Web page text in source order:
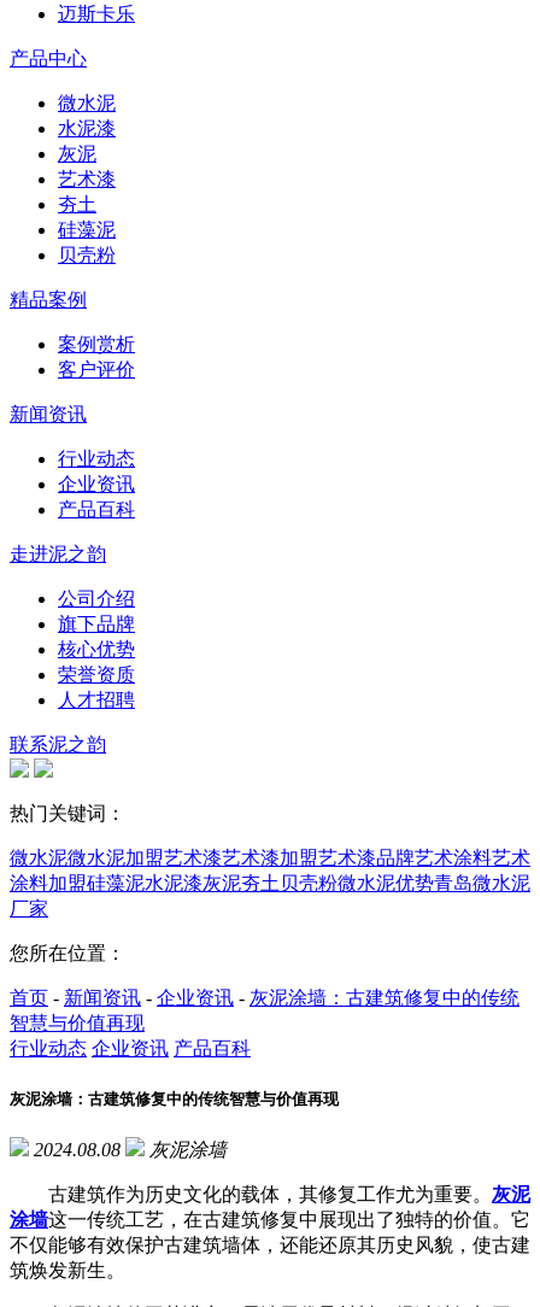
迈斯卡乐
产品中心
微水泥
水泥漆
灰泥
艺术漆
夯土
硅藻泥
贝壳粉
精品案例
案例赏析
客户评价
新闻资讯
行业动态
企业资讯
产品百科
走进泥之韵
公司介绍
旗下品牌
核心优势
荣誉资质
人才招聘
联系泥之韵
热门关键词：
微水泥微水泥加盟艺术漆艺术漆加盟艺术漆品牌艺术涂料艺术
涂料加盟硅藻泥水泥漆灰泥夯土 贝壳粉微水泥优势青岛微水泥
厂家
您所在位置：
首页 - 新闻资讯 - 企业资讯 - 灰泥涂墙：古建筑修复中的传统
智慧与价值再现
行业动态 企业资讯 产品百科
灰泥涂墙：古建筑修复中的传统智慧与价值再现
2024.08.08 灰泥涂墙
古建筑作为历史文化的载体，其修复工作尤为重要。 灰泥
涂墙这一传统工艺，在古建筑修复中展现出了独特的价值。它
不仅能够有效保护古建筑墙体，还能还原其历史风貌，使古建
筑焕发新生。